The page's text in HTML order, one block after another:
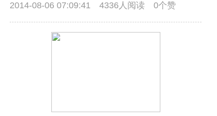
2014-08-06 07:09:41
4336人阅读 0个赞